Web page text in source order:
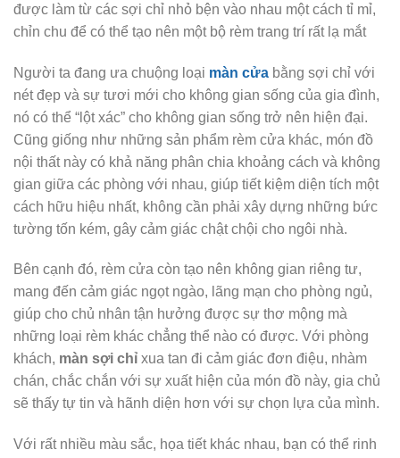
được làm từ các sợi chỉ nhỏ bện vào nhau một cách tỉ mỉ,
chỉn chu để có thể tạo nên một bộ rèm trang trí rất lạ mắt
Người ta đang ưa chuộng loại màn cửa bằng sợi chỉ với
nét đẹp và sự tươi mới cho không gian sống của gia đình,
nó có thể “lột xác” cho không gian sống trở nên hiện đại.
Cũng giống như những sản phẩm rèm cửa khác, món đồ
nội thất này có khả năng phân chia khoảng cách và không
gian giữa các phòng với nhau, giúp tiết kiệm diện tích một
cách hữu hiệu nhất, không cần phải xây dựng những bức
tường tốn kém, gây cảm giác chật chội cho ngôi nhà.
Bên cạnh đó, rèm cửa còn tạo nên không gian riêng tư,
mang đến cảm giác ngọt ngào, lãng mạn cho phòng ngủ,
giúp cho chủ nhân tận hưởng được sự thơ mộng mà
những loại rèm khác chẳng thể nào có được. Với phòng
khách, màn sợi chỉ xua tan đi cảm giác đơn điệu, nhàm
chán, chắc chắn với sự xuất hiện của món đồ này, gia chủ
sẽ thấy tự tin và hãnh diện hơn với sự chọn lựa của mình.
Với rất nhiều màu sắc, họa tiết khác nhau, bạn có thể rinh